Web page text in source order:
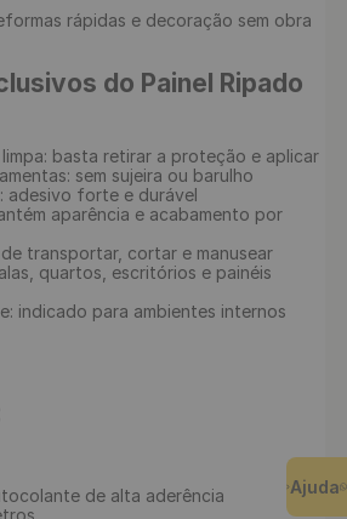
Ajuda
rápidas e decoração sem obra
do Painel Ripado
basta retirar a proteção e aplicar
sem sujeira ou barulho
adesivo forte e durável
aparência e acabamento por
transportar, cortar e manusear
quartos, escritórios e painéis
indicado para ambientes internos
de alta aderência